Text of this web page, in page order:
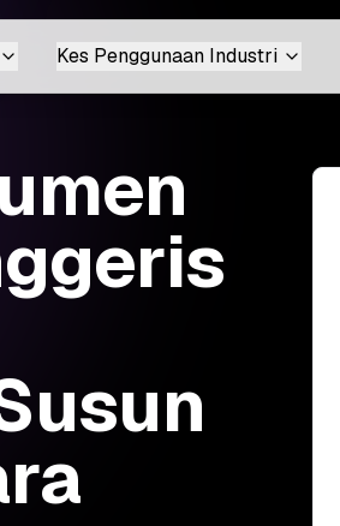
Kes Penggunaan Industri